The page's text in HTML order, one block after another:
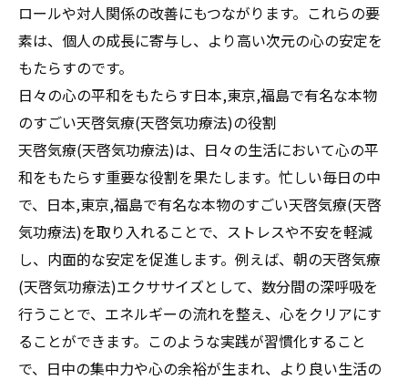
ロールや対人関係の改善にもつながります。これらの要
素は、個人の成長に寄与し、より高い次元の心の安定を
もたらすのです。
日々の心の平和をもたらす日本,東京,福島で有名な本物
のすごい天啓気療(天啓気功療法)の役割
天啓気療(天啓気功療法)は、日々の生活において心の平
和をもたらす重要な役割を果たします。忙しい毎日の中
で、日本,東京,福島で有名な本物のすごい天啓気療(天啓
気功療法)を取り入れることで、ストレスや不安を軽減
し、内面的な安定を促進します。例えば、朝の天啓気療
(天啓気功療法)エクササイズとして、数分間の深呼吸を
行うことで、エネルギーの流れを整え、心をクリアにす
ることができます。このような実践が習慣化すること
で、日中の集中力や心の余裕が生まれ、より良い生活の